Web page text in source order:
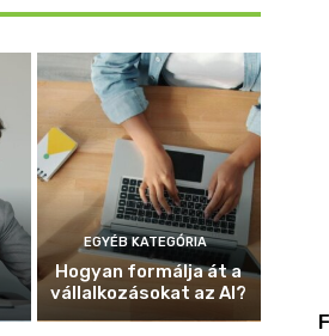
EGYÉB KATEGÓRIA
Hogyan formálja át a
vállalkozásokat az AI?